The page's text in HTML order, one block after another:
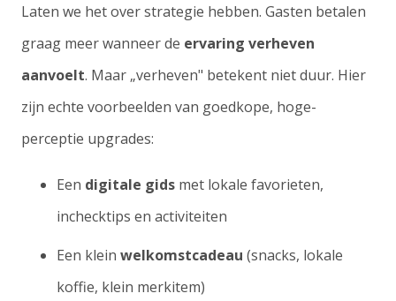
Laten we het over strategie hebben. Gasten betalen
graag meer wanneer de ervaring verheven
aanvoelt. Maar „verheven" betekent niet duur. Hier
zijn echte voorbeelden van goedkope, hoge-
perceptie upgrades:
Een digitale gids met lokale favorieten,
inchecktips en activiteiten
Een klein welkomstcadeau (snacks, lokale
koffie, klein merkitem)